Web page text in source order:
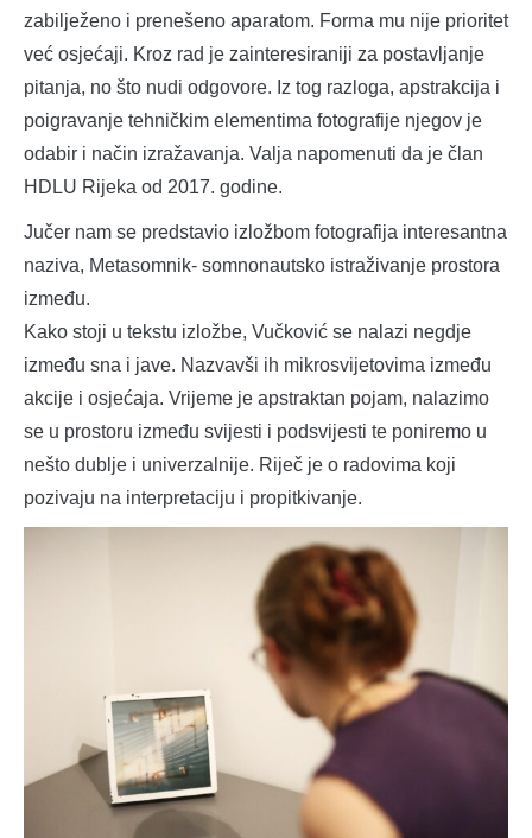
zabilježeno i prenešeno aparatom. Forma mu nije prioritet
već osjećaji. Kroz rad je zainteresiraniji za postavljanje
pitanja, no što nudi odgovore. Iz tog razloga, apstrakcija i
poigravanje tehničkim elementima fotografije njegov je
odabir i način izražavanja. Valja napomenuti da je član
HDLU Rijeka od 2017. godine.
Jučer nam se predstavio izložbom fotografija interesantna
naziva, Metasomnik- somnonautsko istraživanje prostora
između.
Kako stoji u tekstu izložbe, Vučković se nalazi negdje
između sna i jave. Nazvavši ih mikrosvijetovima između
akcije i osjećaja. Vrijeme je apstraktan pojam, nalazimo
se u prostoru između svijesti i podsvijesti te poniremo u
nešto dublje i univerzalnije. Riječ je o radovima koji
pozivaju na interpretaciju i propitkivanje.